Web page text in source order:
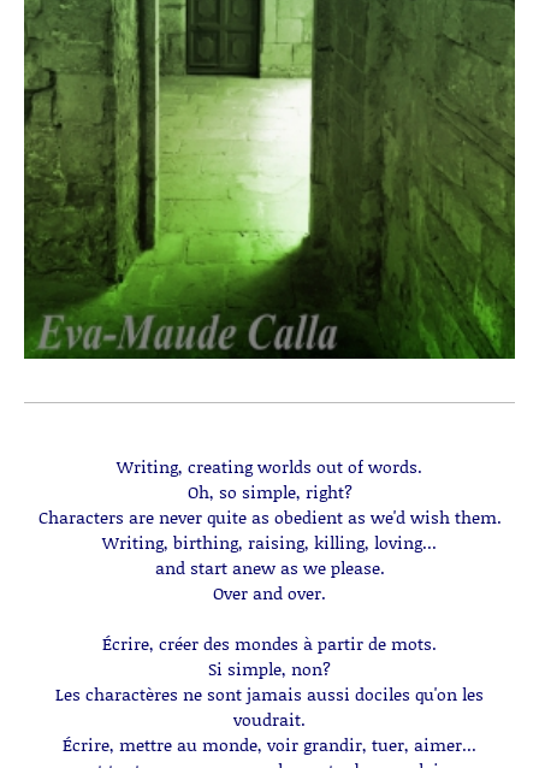
Writing, creating worlds out of words.
Oh, so simple, right?
Characters are never quite as obedient as we'd wish them.
Writing, birthing, raising, killing, loving...
and start anew as we please.
Over and over.
Écrire, créer des mondes à partir de mots.
Si simple, non?
Les charactères ne sont jamais aussi dociles qu'on les
voudrait.
Écrire, mettre au monde, voir grandir, tuer, aimer...